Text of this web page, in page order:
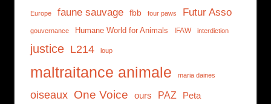
Europe faune sauvage fbb four paws Futur Asso
gouvernance Humane World for Animals IFAW interdiction
justice L214 loup
maltraitance animale maria daines
oiseaux One Voice ours PAZ Peta